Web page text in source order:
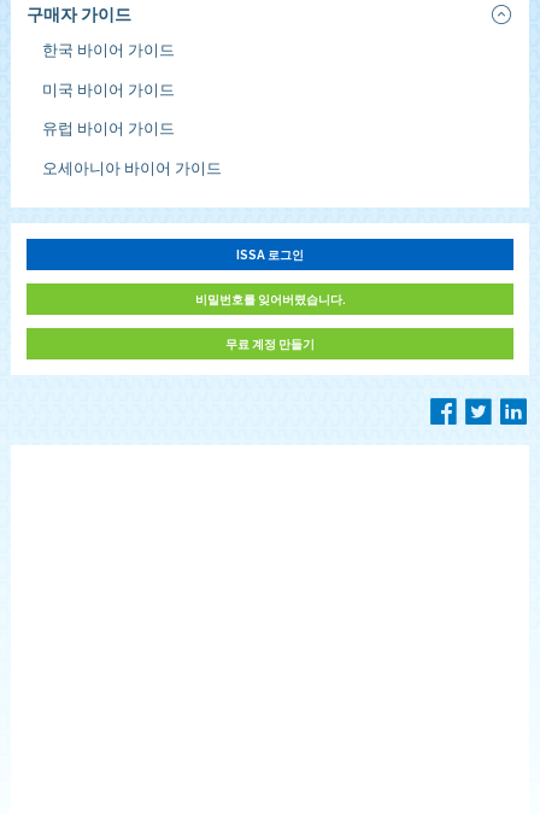
구매자 가이드
한국 바이어 가이드
미국 바이어 가이드
유럽 바이어 가이드
오세아니아 바이어 가이드
ISSA 로그인
비밀번호를 잊어버렸습니다.
무료 계정 만들기